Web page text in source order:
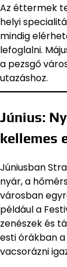
Az éttermek
helyi
mindig
lefoglalni.
a pezsgő
utazáshoz.
Június:
kellemes
Júniusban
nyár, a
városban
például a
zenészek és
esti órákban
vacsorázni